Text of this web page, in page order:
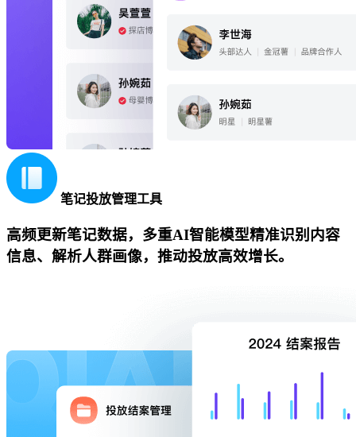
笔记投放管理工具
高频更新笔记数据，多重AI智能模型精准识别内容
信息、解析人群画像，推动投放高效增长。